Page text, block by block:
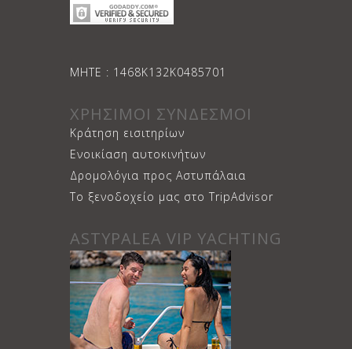
ΜΗΤΕ : 1468Κ132Κ0485701
ΧΡΗΣΙΜΟΙ ΣΥΝΔΕΣΜΟΙ
Κράτηση εισιτηρίων
Ενοικίαση αυτοκινήτων
Δρομολόγια προς Αστυπάλαια
Το ξενοδοχείο μας στο TripAdvisor
ASTYPALEA VIP YACHTING